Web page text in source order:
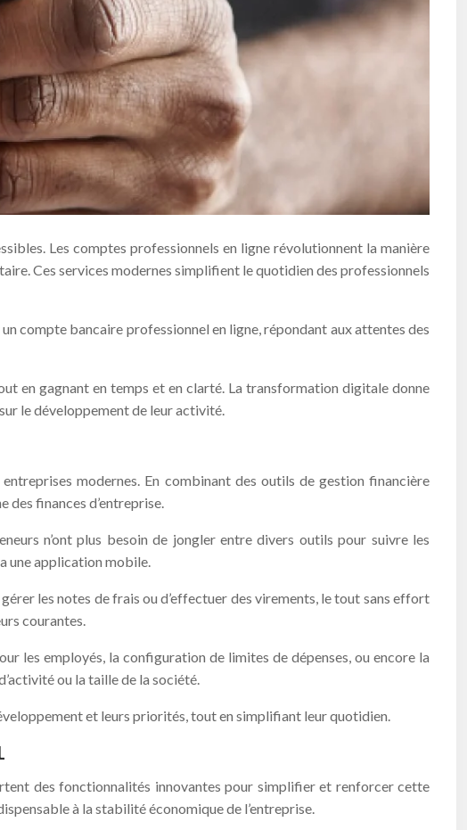
Les comptes professionnels en ligne révolutionnent la manière
Ces services modernes simplifient le quotidien des professionnels
compte bancaire professionnel en ligne, répondant aux attentes des
en gagnant en temps et en clarté. La transformation digitale donne
le développement de leur activité.
modernes. En combinant des outils de gestion financière
finances d’entreprise.
n’ont plus besoin de jongler entre divers outils pour suivre les
une application mobile.
les notes de frais ou d’effectuer des virements, le tout sans effort
courantes.
les employés, la configuration de limites de dépenses, ou encore la
ou la taille de la société.
et leurs priorités, tout en simplifiant leur quotidien.
des fonctionnalités innovantes pour simplifier et renforcer cette
à la stabilité économique de l’entreprise.